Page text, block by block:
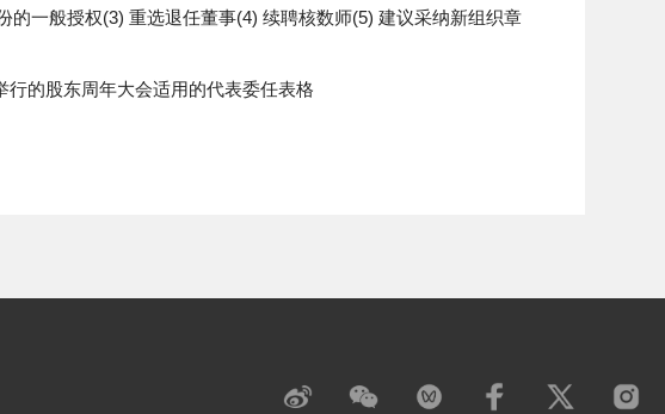
的一般授权(3) 重选退任董事(4) 续聘核数师(5) 建议采纳新组织章
行的股东周年大会适用的代表委任表格